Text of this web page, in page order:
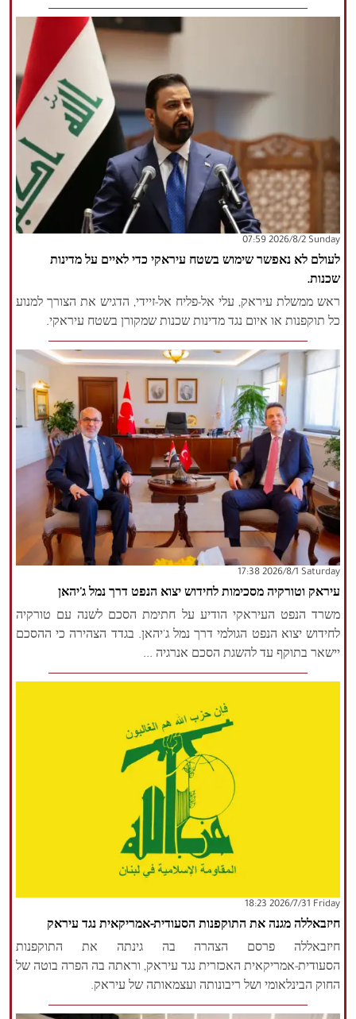
‫‫Sunday‬‬ 2026/8/2 07:59
לעולם לא נאפשר שימוש בשטח עיראקי כדי לאיים על מדינות
שכנות.
ראש ממשלת עיראק, עלי אל-פליח אל-זיידי, הדגיש את הצורך למנוע
כל תוקפנות או איום נגד מדינות שכנות שמקורן בשטח עיראקי.
‫Saturday‬ 2026/8/1 17:38
עיראק וטורקיה מסכימות לחידוש יצוא הנפט דרך נמל ג'יהאן
משרד הנפט העיראקי הודיע ​​על חתימת הסכם לשנה עם טורקיה
לחידוש יצוא הנפט הגולמי דרך נמל ג'יהאן. בגדד הצהירה כי ההסכם
יישאר בתוקף עד להשגת הסכם אנרגיה ...
‫‫Friday‬‬ 2026/7/31 18:23
חיזבאללה מגנה את התוקפנות הסעודית-אמריקאית נגד עיראק
חיזבאללה פרסם הצהרה בה גינתה את התוקפנות
הסעודית-אמריקאית האכזרית נגד עיראק, וראתה בה הפרה בוטה של
החוק הבינלאומי ושל ריבונותה ועצמאותה של עיראק.